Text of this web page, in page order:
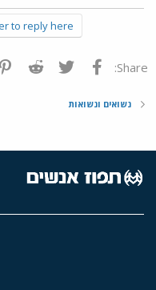
to reply here.
Share: פייסבוק Twitter
נשואים ונשואות